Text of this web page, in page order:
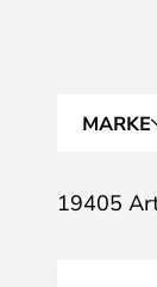
MARKE
19405